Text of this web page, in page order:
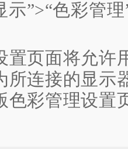
示”>“色彩管
页面将允许
所连接的显示
色彩管理设置